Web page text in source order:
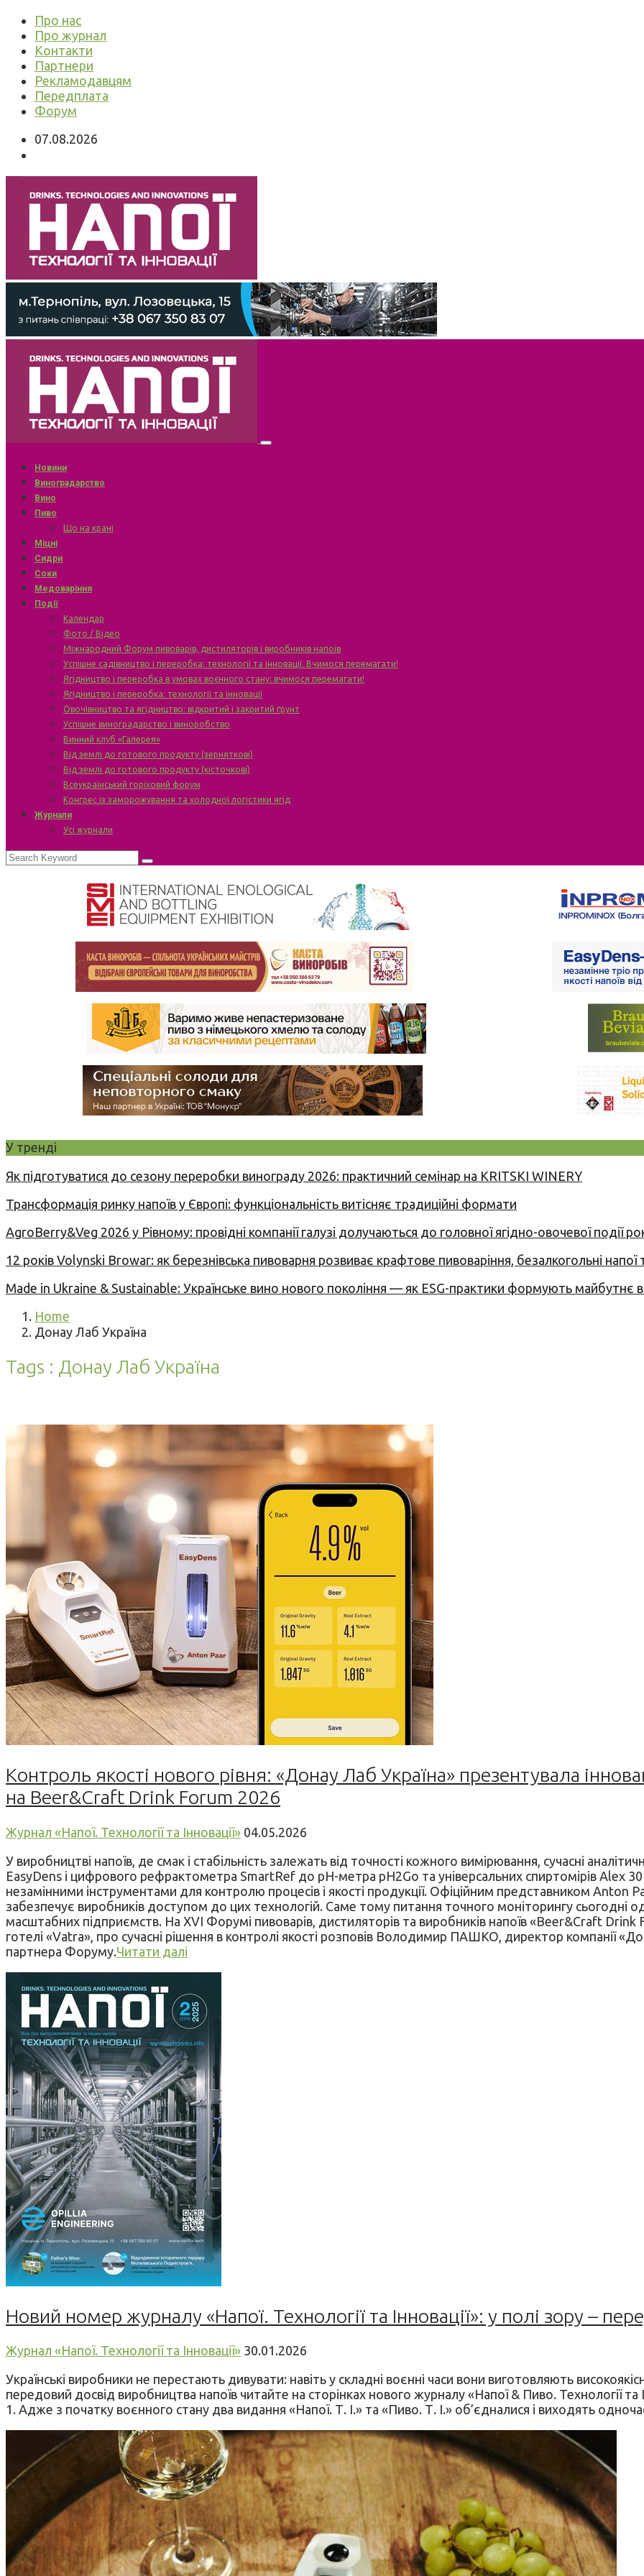
Про нас
Про журнал
Контакти
Партнери
Рекламодавцям
Передплата
Форум
07.08.2026
Новини
Виноградарство
Вино
Пиво
Що на крані
Міцні
Сидри
Соки
Медоваріння
Події
Календар
Фото / Відео
Міжнародний Форум пивоварів, дистиляторів і виробників напоїв
Успішне садівництво і переробка: технології та інновації. Вчимося перемагати!
Ягідництво і переробка в умовах воєнного стану: вчимося перемагати!
Ягідництво і переробка: технології та інновації
Овочівництво та ягідництво: відкритий і закритий ґрунт
Успішне виноградарство і виноробство
Винний клуб «Галерея»
Від землі до готового продукту (зерняткові)
Від землі до готового продукту (кісточкові)
Всеукраїнський горіховий форум
Конгрес із заморожування та холодної логістики ягід
Журнали
Усі журнали
У тренді
Як підготуватися до сезону переробки винограду 2026: практичний семінар на KRITSKI WINERY
Трансформація ринку напоїв у Європі: функціональність витісняє традиційні формати
AgroBerry&Veg 2026 у Рівному: провідні компанії галузі долучаються до головної ягідно-овочевої події
12 років Volynski Browar: як березнівська пивоварня розвиває крафтове пивоваріння, безалкогольні напої
Made in Ukraine & Sustainable: Українське вино нового покоління — як ESG-практики формують майбутнє
Home
Донау Лаб Україна
Tags : Донау Лаб Україна
Контроль якості нового рівня: «Донау Лаб Україна» презентувала
на Beer&Craft Drink Forum 2026
Журнал «Напої. Технології та Інновації» 04.05.2026
У виробництві напоїв, де смак і стабільність залежать від точності кожного вимірювання, сучасні
EasyDens і цифрового рефрактометра SmartRef до pH-метра pH2Go та універсальних спиртомірів Alex
незамінними інструментами для контролю процесів і якості продукції. Офіційним представником Anton
забезпечує виробників доступом до цих технологій. Саме тому питання точного моніторингу сьогодні
масштабних підприємств. На XVІ Форумі пивоварів, дистиляторів та виробників напоїв «Beer&Craft Drink
готелі «Vatra», про сучасні рішення в контролі якості розповів Володимир ПАШКО, директор компанії
партнера Форуму.Читати далі
Новий номер журналу «Напої. Технології та Інновації»: у полі зору –
Журнал «Напої. Технології та Інновації» 30.01.2026
Українські виробники не перестають дивувати: навіть у складні воєнні часи вони виготовляють
передовий досвід виробництва напоїв читайте на сторінках нового журналу «Напої & Пиво. Технології
1. Адже з початку воєнного стану два видання «Напої. Т. І.» та «Пиво. Т. І.» об’єдналися і виходять